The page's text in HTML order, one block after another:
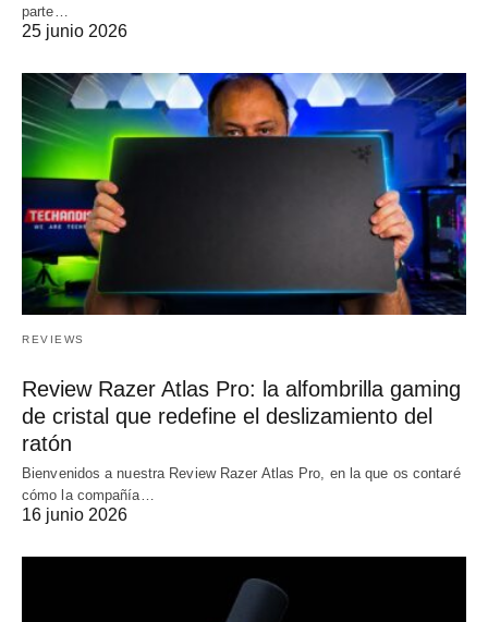
parte…
25 junio 2026
REVIEWS
Review Razer Atlas Pro: la alfombrilla gaming
de cristal que redefine el deslizamiento del
ratón
Bienvenidos a nuestra Review Razer Atlas Pro, en la que os contaré
cómo la compañía…
16 junio 2026